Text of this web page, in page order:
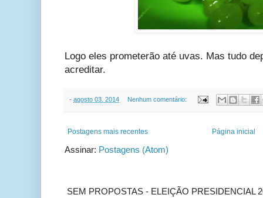
Logo eles prometerão até uvas. Mas tudo
acreditar.
- agosto 03, 2014 Nenhum comentário:
Postagens mais recentes Página inicial
Assinar: Postagens (Atom)
SEM PROPOSTAS - ELEIÇÃO PRESIDENCIAL